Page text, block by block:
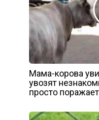
Мама-корова
увозят
просто